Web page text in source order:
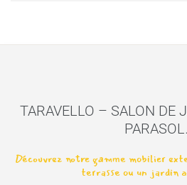
TARAVELLO – SALON DE
Découvrez notre gamme mobilier
terrasse ou un jardin